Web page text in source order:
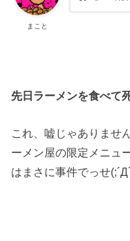
まこと
先日ラーメンを食べて
これ、嘘じゃありませ
ーメン屋の限定メニュ
はまさに事件でっせ